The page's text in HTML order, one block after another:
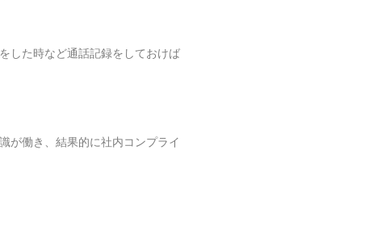
した時など通話記録をしておけば
が働き、結果的に社内コンプライ